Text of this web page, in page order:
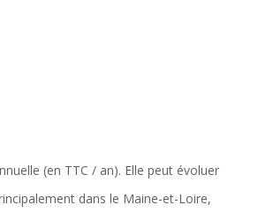
(en TTC / an). Elle peut évoluer
dans le Maine-et-Loire,